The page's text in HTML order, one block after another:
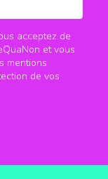
acceptez de
et vous
mentions
de vos